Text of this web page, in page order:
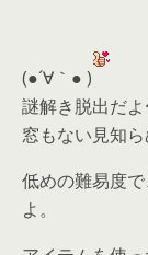
(●´∀｀● )
謎解き脱出だよ
窓もない見知ら
低めの難易度
よ。